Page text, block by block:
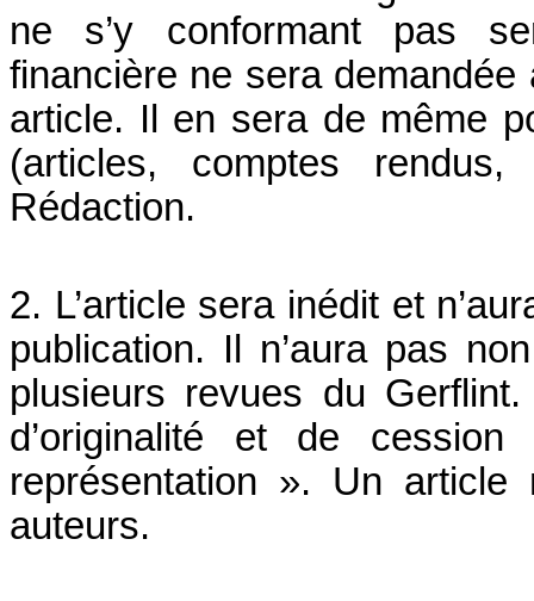
ne s’y conformant pas
financière ne sera
article. Il en sera de même
(articles, comptes
Rédaction.
2. L’article sera inédit et
publication. Il n’aura pas
plusieurs revues du
d’originalité et de
représentation ». Un
auteurs.